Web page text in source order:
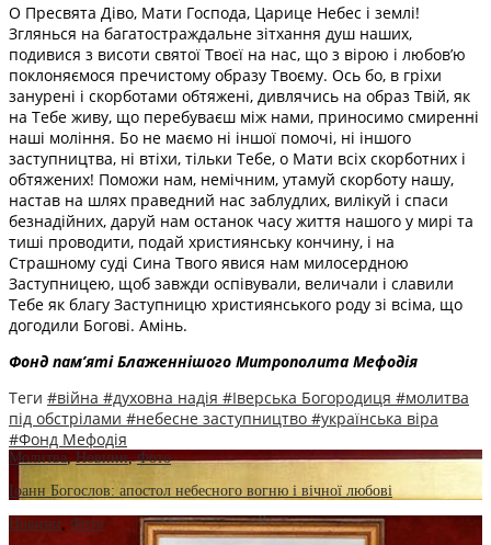
О Пресвята Діво, Мати Господа, Царице Небес і землі!
Зглянься на багатостраждальне зітхання душ наших,
подивися з висоти святої Твоєї на нас, що з вірою і любов’ю
поклоняємося пречистому образу Твоєму. Ось бо, в гріхи
занурені і скорботами обтяжені, дивлячись на образ Твій, як
на Тебе живу, що перебуваєш між нами, приносимо смиренні
наші моління. Бо не маємо ні іншої помочі, ні іншого
заступництва, ні втіхи, тільки Тебе, о Мати всіх скорботних і
обтяжених! Поможи нам, немічним, утамуй скорботу нашу,
настав на шлях праведний нас заблудлих, вилікуй і спаси
безнадійних, даруй нам останок часу життя нашого у мирі та
тиші проводити, подай християнську кончину, і на
Страшному суді Сина Твого явися нам милосердною
Заступницею, щоб завжди оспівували, величали і славили
Тебе як благу Заступницю християнського роду зі всіма, що
догодили Богові. Амінь.
Фонд пам’яті Блаженнішого Митрополита Мефодія
Теги #війна #духовна надія #Іверська Богородиця #молитва
під обстрілами #небесне заступництво #українська віра
#Фонд Мефодія
Молитва,Новини,Фото
Іоанн Богослов: апостол небесного вогню і вічної любові
Новини Фото